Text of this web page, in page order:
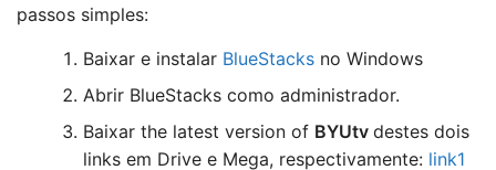
passos simples:
Baixar e instalar BlueStacks no Windows
Abrir BlueStacks como administrador.
Baixar the latest version of BYUtv destes dois
links em Drive e Mega, respectivamente: link1